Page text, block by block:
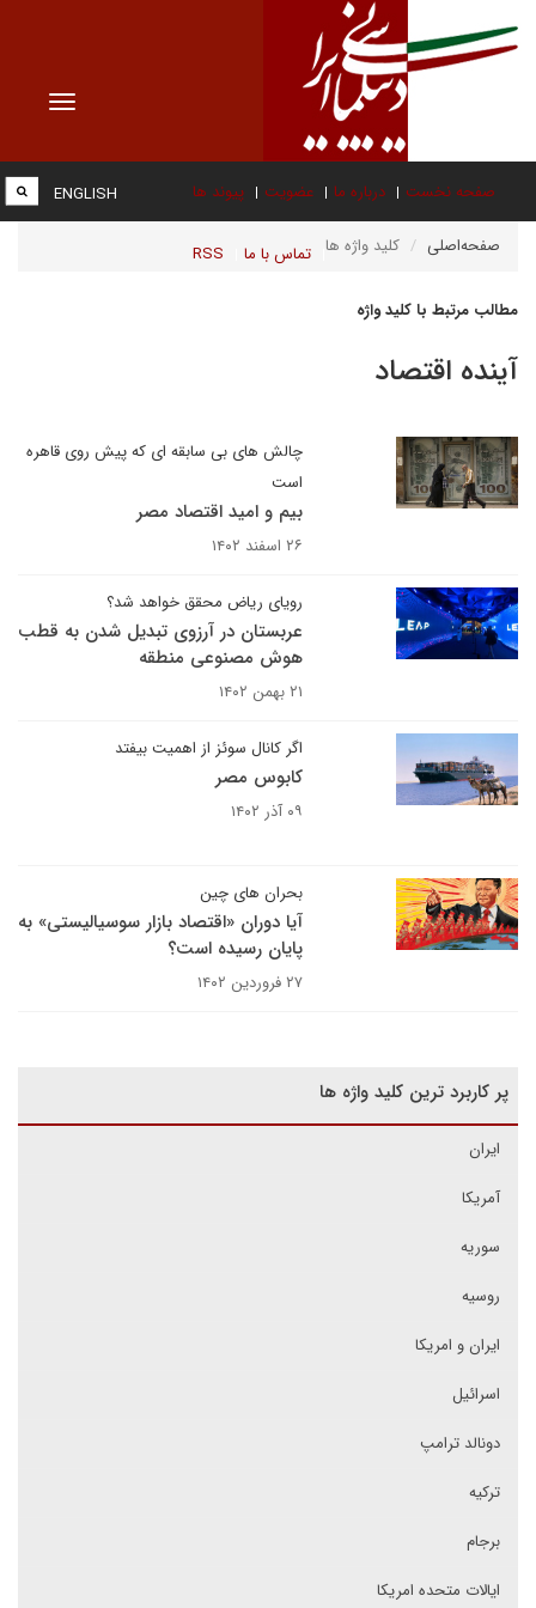
Toggle
صفحه نخست درباره ما عضویت پیوند ها
تماس با ما RSS
ENGLISH
صفحه‌اصلی کلید واژه ها
مطالب مرتبط با کلید واژه
آینده اقتصاد
چالش های بی سابقه ای که پیش روی قاهره
است
بیم و امید اقتصاد مصر
۲۶ اسفند ۱۴۰۲
رویای ریاض محقق خواهد شد؟
عربستان در آرزوی تبدیل شدن به قطب
هوش مصنوعی منطقه
۲۱ بهمن ۱۴۰۲
اگر کانال سوئز از اهمیت بیفتد
کابوس مصر
۰۹ آذر ۱۴۰۲
بحران های چین
آیا دوران «اقتصاد بازار سوسیالیستی» به
پایان رسیده است؟
۲۷ فروردین ۱۴۰۲
پر کاربرد ترین کلید واژه ها
ایران
آمریکا
سوریه
روسیه
ایران و امریکا
اسرائیل
دونالد ترامپ
ترکیه
برجام
ایالات متحده امریکا